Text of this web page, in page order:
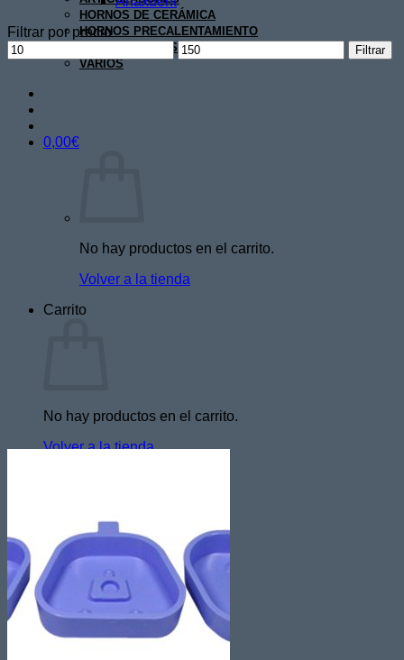
HORNOS DE CERÁMICA
HORNOS PRECALENTAMIENTO
MICROMOTORES
VARIOS
0,00€
No hay productos en el carrito.
Volver a la tienda
Carrito
No hay productos en el carrito.
Volver a la tienda
Filtrar por precio
Precio
mínimo
Precio
máximo
Filtrar